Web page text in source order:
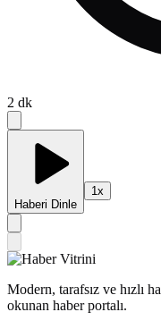
2 dk
Haberi Dinle
1x
Modern, tarafsız ve hızlı
okunan haber portalı.